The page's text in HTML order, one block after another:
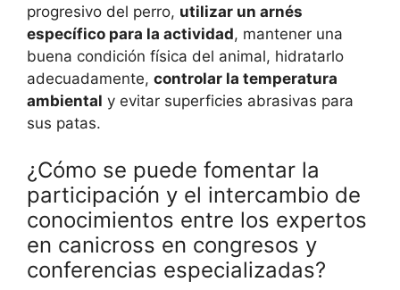
progresivo del perro, utilizar un arnés
específico para la actividad, mantener una
buena condición física del animal, hidratarlo
adecuadamente, controlar la temperatura
ambiental y evitar superficies abrasivas para
sus patas.
¿Cómo se puede fomentar la
participación y el intercambio de
conocimientos entre los expertos
en canicross en congresos y
conferencias especializadas?